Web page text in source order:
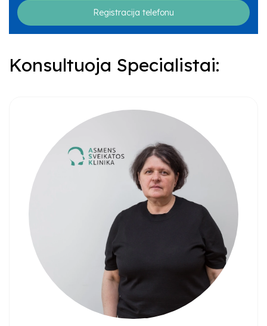
Lora Šapailienė
Viktorija Tarozienė
Vita Čioraitienė
Registracija telefonu
Konsultuoja Specialistai: